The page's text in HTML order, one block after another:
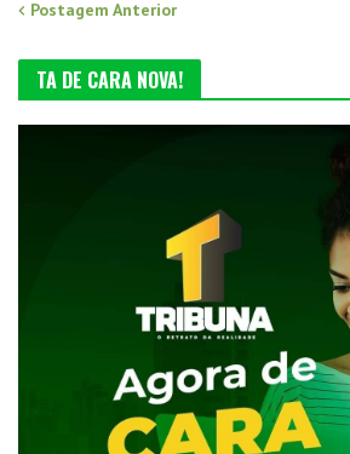
Postagem Anterior
TA DE CARA NOVA!